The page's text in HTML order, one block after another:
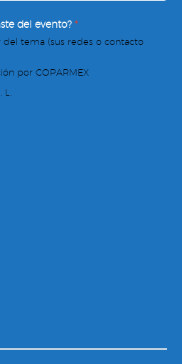
del evento? *
tema (sus redes o contacto
por COPARMEX